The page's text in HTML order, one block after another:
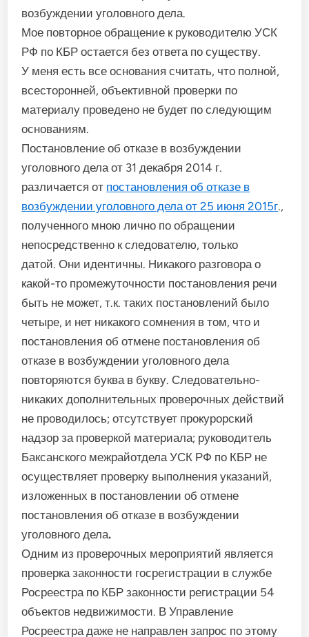
возбуждении уголовного дела.
Мое повторное обращение к руководителю УСК
РФ по КБР остается без ответа по существу.
У меня есть все основания считать, что полной,
всесторонней, объективной проверки по
материалу проведено не будет по следующим
основаниям.
Постановление об отказе в возбуждении
уголовного дела от 31 декабря 2014 г.
различается от постановления об отказе в
возбуждении уголовного дела от 25 июня 2015г.,
полученного мною лично по обращении
непосредственно к следователю, только
датой. Они идентичны. Никакого разговора о
какой-то промежуточности постановления речи
быть не может, т.к. таких постановлений было
четыре, и нет никакого сомнения в том, что и
постановления об отмене постановления об
отказе в возбуждении уголовного дела
повторяются буква в букву. Следовательно-
никаких дополнительных проверочных действий
не проводилось; отсутствует прокурорский
надзор за проверкой материала; руководитель
Баксанского межрайотдела УСК РФ по КБР не
осуществляет проверку выполнения указаний,
изложенных в постановлении об отмене
постановления об отказе в возбуждении
уголовного дела.
Одним из проверочных мероприятий является
проверка законности госрегистрации в службе
Росреестра по КБР законности регистрации 54
объектов недвижимости. В Управление
Росреестра даже не направлен запрос по этому